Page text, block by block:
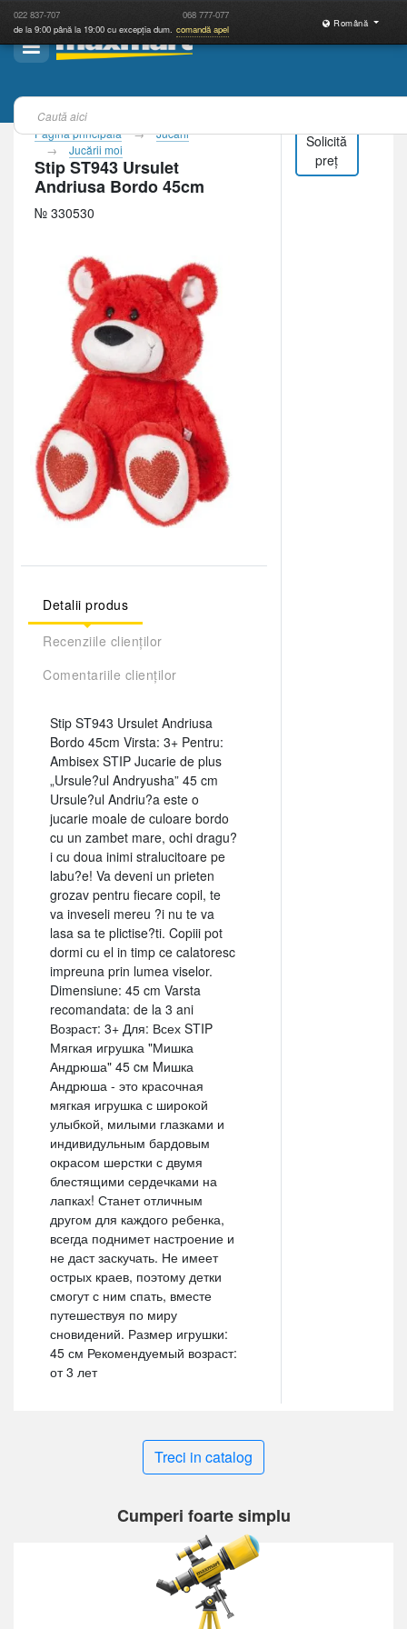
022 837-707 068 777-077
de la 9:00 până la 19:00 cu excepția dum. comandă apel
Română
Pagina principală
Jucării
Jucării moi
Stip ST943 Ursulet
Andriusa Bordo 45cm
№ 330530
Detalii produs
Recenziile clienților
Comentariile clienților
Stip ST943 Ursulet Andriusa
Bordo 45cm Virsta: 3+ Pentru:
Ambisex STIP Jucarie de plus
„Ursule?ul Andryusha” 45 cm
Ursule?ul Andriu?a este o
jucarie moale de culoare bordo
cu un zambet mare, ochi dragu?
i cu doua inimi stralucitoare pe
labu?e! Va deveni un prieten
grozav pentru fiecare copil, te
va inveseli mereu ?i nu te va
lasa sa te plictise?ti. Copiii pot
dormi cu el in timp ce calatoresc
impreuna prin lumea viselor.
Dimensiune: 45 cm Varsta
recomandata: de la 3 ani
Возраст: 3+ Для: Всех STIP
Мягкая игрушка "Мишка
Андрюша" 45 cм Mишка
Андрюша - это красочная
мягкая игрушка с широкой
улыбкой, милыми глазками и
индивидульным бардовым
окрасом шерстки с двумя
блестящими сердечками на
лапках! Станет отличным
другом для каждого ребенка,
всегда поднимет настроение и
не даст заскучать. Не имеет
острых краев, поэтому детки
смогут с ним спать, вместе
путешествуя по миру
сновидений. Размер игрушки:
45 см Рекомендуемый возраст:
от 3 лет
Solicită
preț
Treci in catalog
Cumperi foarte simplu